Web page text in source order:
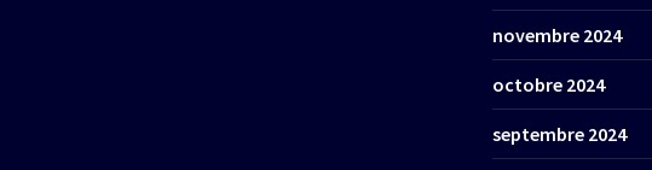
novembre 2024
octobre 2024
septembre 2024